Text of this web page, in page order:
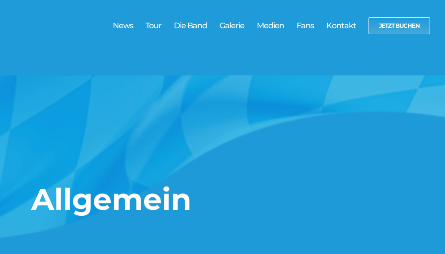
News Tour Die Band Galerie Medien Fans Kontakt JETZT BUCHEN
Allgemein